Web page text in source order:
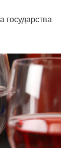
государства